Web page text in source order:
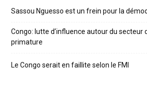
Sassou Nguesso est un frein pour la
Congo: lutte d’influence autour du secteur
primature
Le Congo serait en faillite selon le FMI